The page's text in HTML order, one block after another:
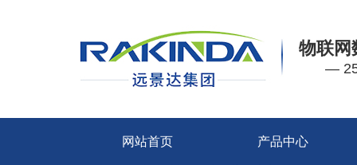
物联网
—
网站首页 产品中心